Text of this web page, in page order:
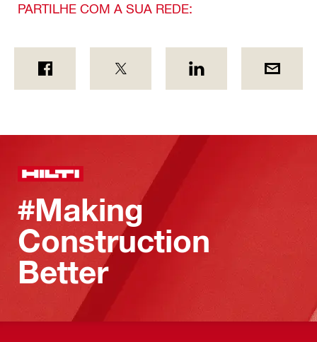
PARTILHE COM A SUA REDE:
#Making
Construction
Better